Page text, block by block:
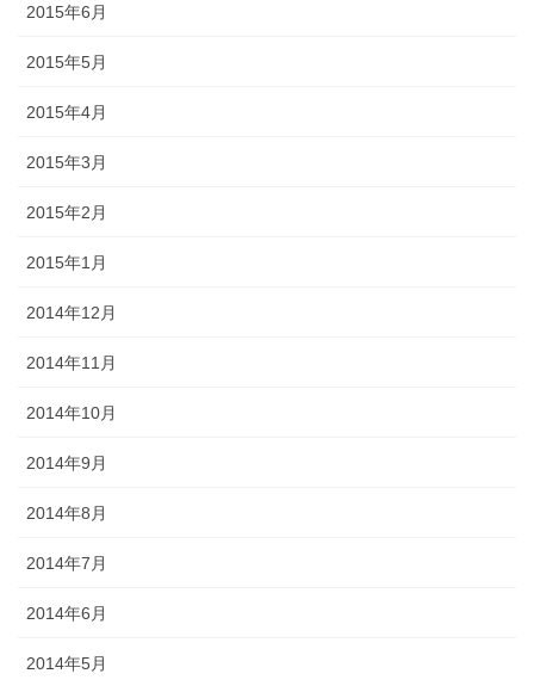
2015年6月
2015年5月
2015年4月
2015年3月
2015年2月
2015年1月
2014年12月
2014年11月
2014年10月
2014年9月
2014年8月
2014年7月
2014年6月
2014年5月